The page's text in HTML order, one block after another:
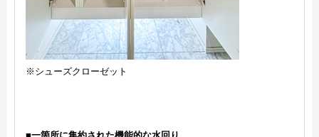
※シューズクローゼット